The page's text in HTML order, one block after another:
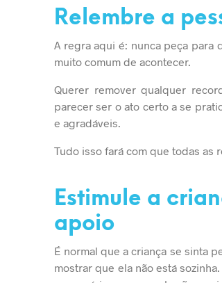
Relembre a
A regra aqui é: nunca peça
muito comum de acontecer.
Querer remover qualquer
parecer ser o ato certo a se
e agradáveis.
Tudo isso fará com que todas as
Estimule a
apoio
É normal que a criança se sinta
mostrar que ela não está